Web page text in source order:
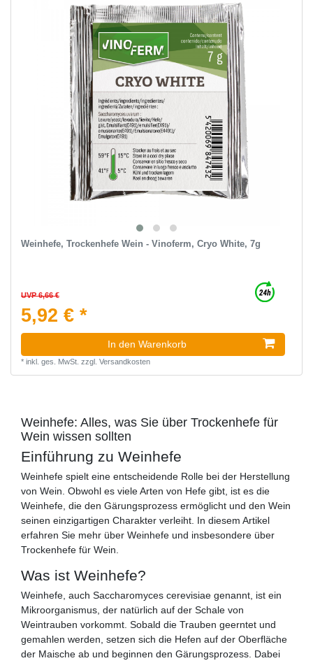
Weinhefe, Trockenhefe Wein - Vinoferm, Cryo White, 7g
UVP 6,66 €
5,92 € *
In den Warenkorb
* inkl. ges. MwSt. zzgl. Versandkosten
Weinhefe: Alles, was Sie über Trockenhefe für
Wein wissen sollten
Einführung zu Weinhefe
Weinhefe spielt eine entscheidende Rolle bei der Herstellung
von Wein. Obwohl es viele Arten von Hefe gibt, ist es die
Weinhefe, die den Gärungsprozess ermöglicht und den Wein
seinen einzigartigen Charakter verleiht. In diesem Artikel
erfahren Sie mehr über Weinhefe und insbesondere über
Trockenhefe für Wein.
Was ist Weinhefe?
Weinhefe, auch Saccharomyces cerevisiae genannt, ist ein
Mikroorganismus, der natürlich auf der Schale von
Weintrauben vorkommt. Sobald die Trauben geerntet und
gemahlen werden, setzen sich die Hefen auf der Oberfläche
der Maische ab und beginnen den Gärungsprozess. Dabei